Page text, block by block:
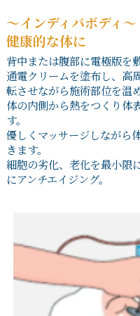
～インディバボディ
健康的な体に
背中または腹部に電極版を
通電クリームを塗布し、高
転させながら施術部位を温め
体の内側から熱をつくり体
す。
優しくマッサージしながら
きます。
細胞の劣化、老化を最小限
にアンチエイジング。